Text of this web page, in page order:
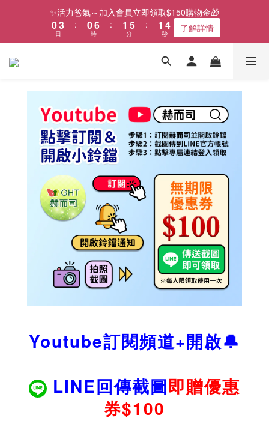
✨活力爸氣～加入會員立即領取$150購物金🎁
1
0
4
3
2
日
:
1
0
7
6
5
1
0
時
:
2
1
0
6
5
4
0
分
:
2
1
0
4
3
2
0
秒 了解詳情
Youtube訂閱頻道+開啟🔔
LINE回傳截圖即贈優惠
券$100